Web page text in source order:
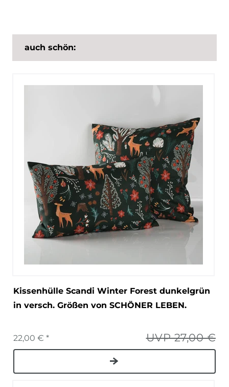
auch schön:
Kissenhülle Scandi Winter Forest dunkelgrün
in versch. Größen von SCHÖNER LEBEN.
UVP 27,00 €
22,00 € *